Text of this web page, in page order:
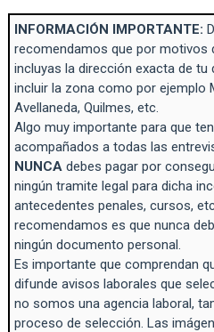
INFORMACIÓN IMPORTANTE:
recomendamos que por motivos
incluyas la dirección exacta de tu
incluir la zona como por ejemplo
Avellaneda, Quilmes, etc.
Algo muy importante para que
acompañados a todas las
NUNCA debes pagar por
ningún tramite legal para dicha
antecedentes penales, cursos,
recomendamos es que nunca
ningún documento personal.
Es importante que comprendan
difunde avisos laborales que
no somos una agencia laboral,
proceso de selección. Las